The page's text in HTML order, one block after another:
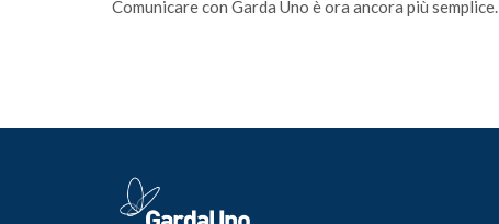
Comunicare con Garda Uno è ora ancora più semplice.